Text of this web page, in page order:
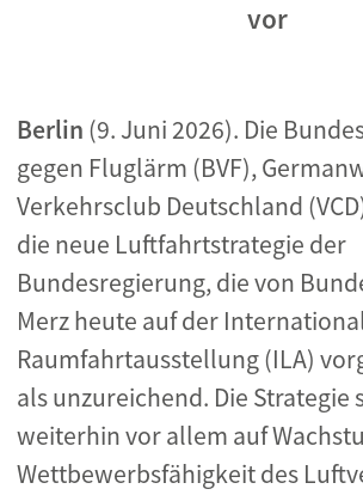
vor
Berlin (9. Juni 2026). Die
gegen Fluglärm (BVF),
Verkehrsclub Deutschland
die neue Luftfahrtstrategie der
Bundesregierung, die von
Merz heute auf der
Raumfahrtausstellung (ILA)
als unzureichend. Die Strategie
weiterhin vor allem auf
Wettbewerbsfähigkeit des